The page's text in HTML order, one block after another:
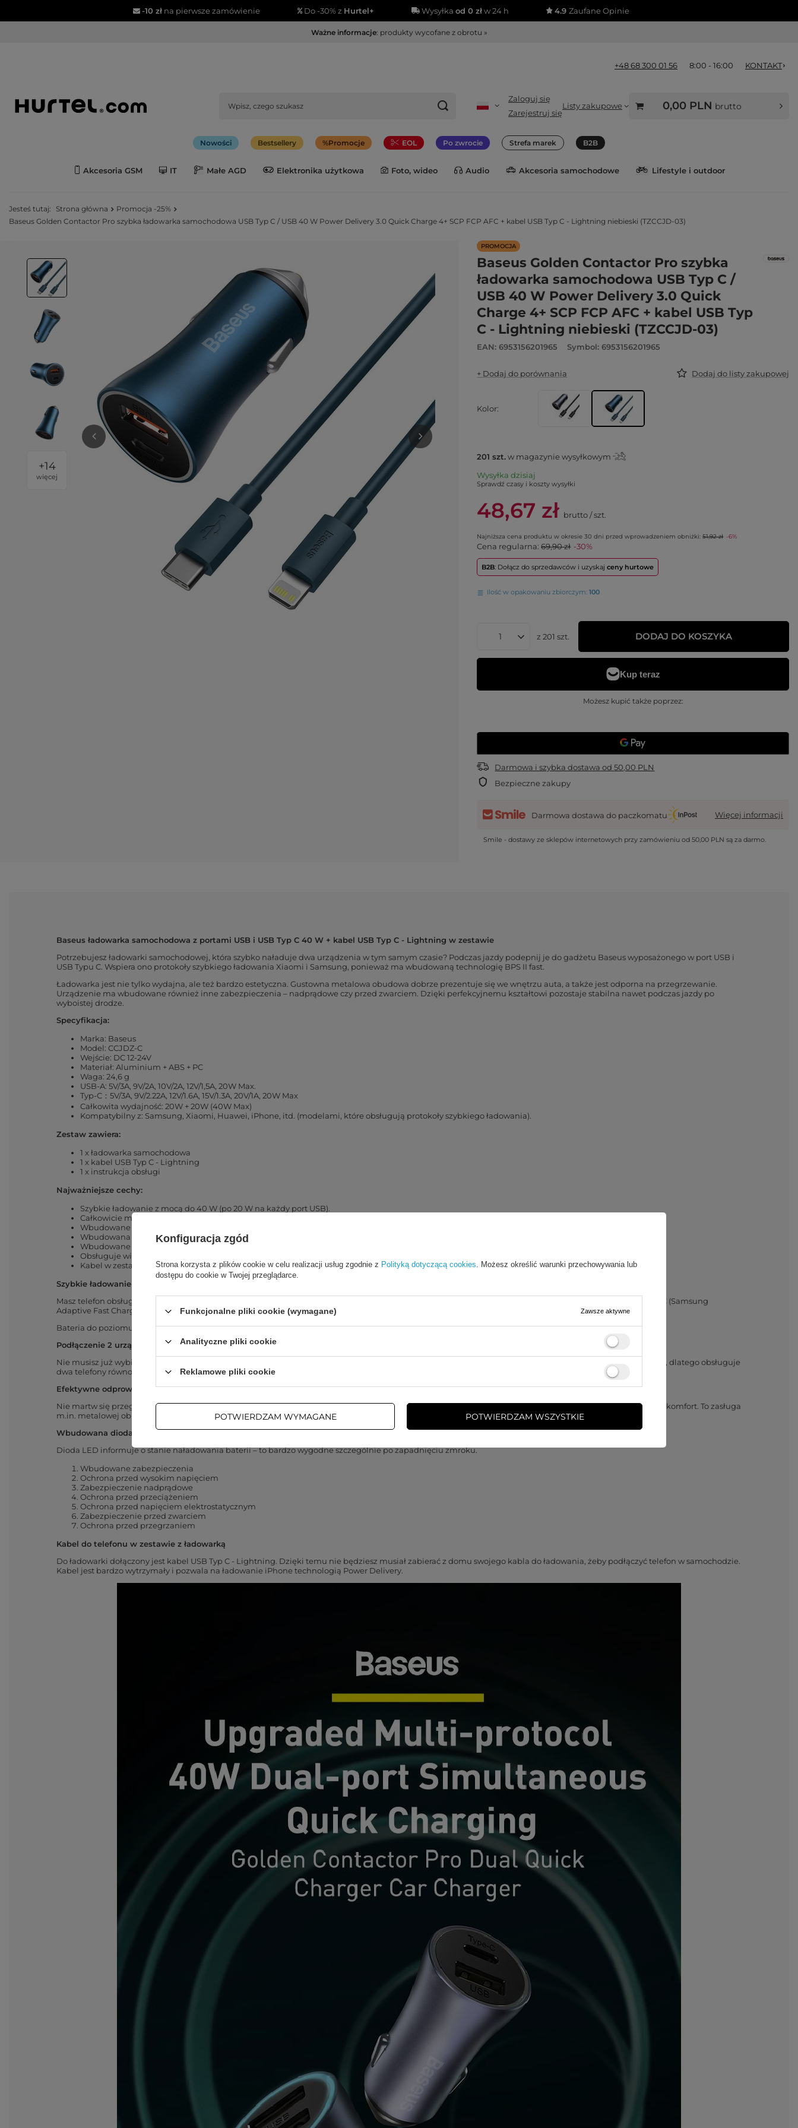
-10 złna pierwsze zamówienie Do -30% z Hurtel+ Wysyłka od 0 złw 24 h 4.9Zaufane Opinie
Ważne informacje: produkty wycofane z obrotu »
+48 68 300 01 56 8:00 - 16:00 KONTAKT
Zaloguj się
Zarejestruj się
Listy zakupowe 0,00 PLN brutto
Nowości Bestsellery Promocje EOL Po zwrocie Strefa marek B2B
Akcesoria GSM IT Małe AGD Elektronika użytkowa Foto, wideo Audio Akcesoria samochodowe Lifestyle i outdoor
Jesteś tutaj: Strona główna
Promocja -25%
Baseus Golden Contactor Pro szybka ładowarka samochodowa USB Typ C / USB 40 W Power Delivery 3.0 Quick Charge 4+ SCP FCP AFC + kabel USB Typ C - Lightning niebieski (TZCCJD-03)
+14
więcej
PROMOCJA
Baseus Golden Contactor Pro szybka
ładowarka samochodowa USB Typ C /
USB 40 W Power Delivery 3.0 Quick
Charge 4+ SCP FCP AFC + kabel USB Typ
C - Lightning niebieski (TZCCJD-03)
EAN: 6953156201965 Symbol: 6953156201965
+ Dodaj do porównania Dodaj do listy zakupowej
Kolor
201 szt.w magazynie wysyłkowym
Wysyłkadzisiaj
Sprawdź czasy i koszty wysyłki
48,67 zł brutto/szt.
Najniższa cena produktu w okresie 30 dni przed wprowadzeniem obniżki:51,92 zł -6%
Cena regularna:69,90 zł -30%
B2B: Dołącz do sprzedawców i uzyskajceny hurtowe
Ilość w opakowaniu zbiorczym:100
z201szt. DODAJ DO KOSZYKA
Możesz kupić także poprzez:
Darmowa i szybka dostawa od50,00 PLN
Bezpieczne zakupy
Darmowa dostawa do paczkomatu Więcej informacji
Smile - dostawy ze sklepów internetowych przy zamówieniu od50,00 PLN są za darmo.
Baseus ładowarka samochodowa z portami USB i USB Typ C 40 W + kabel USB Typ C - Lightning w zestawie
Potrzebujesz ładowarki samochodowej, która szybko naładuje dwa urządzenia w tym samym czasie? Podczas jazdy podepnij je do gadżetu Baseus wyposażonego w port USB i
USB Typu C. Wspiera ono protokoły szybkiego ładowania Xiaomi i Samsung, ponieważ ma wbudowaną technologię BPS II fast.
Ładowarka jest nie tylko wydajna, ale też bardzo estetyczna. Gustowna metalowa obudowa dobrze prezentuje się we wnętrzu auta, a także jest odporna na przegrzewanie.
Urządzenie ma wbudowane również inne zabezpieczenia – nadprądowe czy przed zwarciem. Dzięki perfekcyjnemu kształtowi pozostaje stabilna nawet podczas jazdy po
wyboistej drodze.
Specyfikacja:
Marka: Baseus
Model: CCJDZ-C
Wejście: DC 12-24V
Materiał: Aluminium + ABS + PC
Waga: 24,6 g
USB-A: 5V/3A, 9V/2A, 10V/2A, 12V/1,5A, 20W Max.
Typ-C：5V/3A, 9V/2.22A, 12V/1.6A, 15V/1.3A, 20V/1A, 20W Max
Całkowita wydajność: 20W + 20W (40W Max)
Kompatybilny z: Samsung, Xiaomi, Huawei, iPhone, itd. (modelami, które obsługują protokoły szybkiego ładowania).
Zestaw zawiera:
1 x ładowarka samochodowa
1 x kabel USB Typ C - Lightning
1 x instrukcja obsługi
Najważniejsze cechy:
Szybkie ładowanie z mocą do 40 W (po 20 W na każdy port USB).
Całkowicie metalowa obudowa.
Wbudowane dwa porty do ładowania dwóch urządzeń na raz. USB i USB Typ C.
Wbudowana dioda LED do łatwego zlokalizowania ładowarki w nocy.
Wbudowane zabezpieczenia przeciwdziałające uszkodzeniom telefonu w czasie ładowania.
Obsługuje wiele standardów szybkiego ładowania.
Kabel w zestawie
Szybkie ładowanie telefonów
Masz telefon obsługujący protokół szybkiego ładowania? Ta ładowarka samochodowa Baseus wspiera technologie Power Delivery 20 W, Quick Charge 4+, AFC (Samsung
Adaptive Fast Charging), FCP (Huawei Fast Charger Protocol), SCP (Huawei SuperCharge Protocol).
Bateria do poziomu 50% ładuje się zaledwie w 30 minut!
Podłączenie 2 urządzeń jednocześnie
Nie musisz już wybierać, które urządzenie naładujesz jako pierwsze, ani zabierać ze sobą dwóch ładowarek. Ta wyposażona jest w dwa porty – USB i USB Typ C, dlatego obsługuje
dwa telefony równocześnie.
Efektywne odprowadzanie ciepła
Nie martw się przegrzewaniem ładowarki i podłączonego do niej tabletu czy telefonu. System szybkiego odprowadzania ciepła gwarantuje bezpieczeństwo i komfort. To zasługa
m.in. metalowej obudowy.
Wbudowana dioda LED
Dioda LED informuje o stanie naładowania baterii – to bardzo wygodne szczególnie po zapadnięciu zmroku.
Wbudowane zabezpieczenia
Ochrona przed wysokim napięciem
Zabezpieczenie nadprądowe
Ochrona przed przeciążeniem
Ochrona przed napięciem elektrostatycznym
Zabezpieczenie przed zwarciem
Ochrona przed przegrzaniem
Kabel do telefonu w zestawie z ładowarką
Do ładowarki dołączony jest kabel USB Typ C - Lightning. Dzięki temu nie będziesz musiał zabierać z domu swojego kabla do ładowania, żeby podłączyć telefon w samochodzie.
Kabel jest bardzo wytrzymały i pozwala na ładowanie iPhone technologią Power Delivery.
Konfiguracja zgód
Strona korzysta z plików cookie w celu realizacji usług zgodnie z Polityką dotyczącą cookies. Możesz określić warunki przechowywania lub
dostępu do cookie w Twojej przeglądarce.
Funkcjonalne pliki cookie (wymagane) Zawsze aktywne
Analityczne pliki cookie
Reklamowe pliki cookie
POTWIERDZAM WYMAGANE POTWIERDZAM WSZYSTKIE